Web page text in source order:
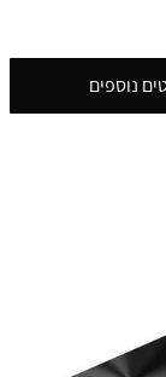
נוספים